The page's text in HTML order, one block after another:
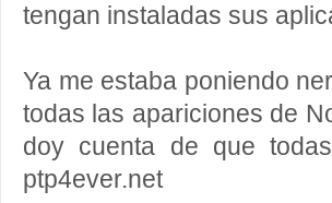
tengan instaladas sus
Ya me estaba poniendo
todas las apariciones de
doy cuenta de que
ptp4ever.net